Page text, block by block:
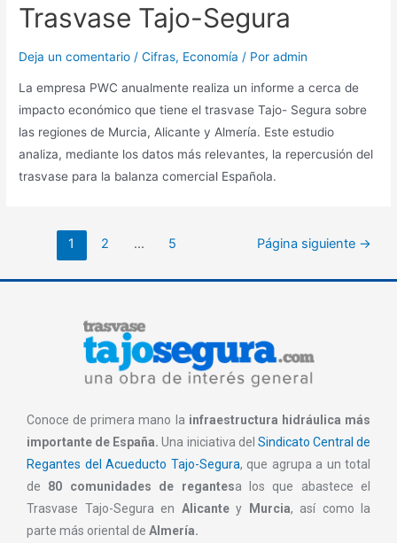
Trasvase Tajo-Segura
Deja un comentario /Cifras, Economía / Poradmin
La empresa PWC anualmente realiza un informe a cerca de
impacto económico que tiene el trasvase Tajo- Segura sobre
las regiones de Murcia, Alicante y Almería. Este estudio
analiza, mediante los datos más relevantes, la repercusión del
trasvase para la balanza comercial Española.
1 2 … 5 Página siguiente →
Conoce de primera mano la infraestructura hidráulica más
importante de España.Una iniciativa del Sindicato Central de
Regantes del Acueducto Tajo-Segura, que agrupa a un total
de 80 comunidades de regantesa los que abastece el
Trasvase Tajo-Segura en Alicante y Murcia, así como la
parte más oriental de Almería.